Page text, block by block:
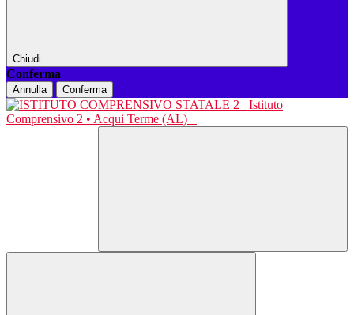
Chiudi
Conferma
Annulla Conferma
Istituto
Comprensivo 2 • Acqui Terme (AL)